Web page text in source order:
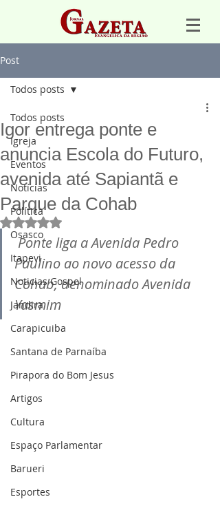
Post
Todos posts
Igreja
Eventos
Notícias
Política
Osasco
Itapevi
Noticias Gospel
Jandira
Carapicuiba
Santana de Parnaíba
Pirapora do Bom Jesus
Artigos
Cultura
Espaço Parlamentar
Barueri
Esportes
Todos posts
Igor entrega ponte e
anuncia Escola do Futuro,
avenida até Sapiantã e
Parque da Cohab
Avaliado com NaN de 5 estrelas.
Ponte liga a Avenida Pedro
Paulino ao novo acesso da
Cohab, denominado Avenida
Yasmim